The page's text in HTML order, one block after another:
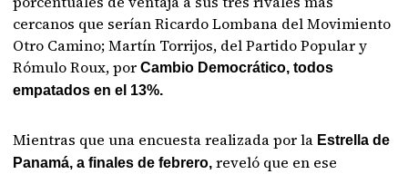
cercanos que serían Ricardo Lombana del Movimiento
Otro Camino; Martín Torrijos, del Partido Popular y
Rómulo Roux, porCambio Democrático, todos
empatados en el 13%.
Mientras que una encuesta realizada por la Estrella de
Panamá, a finales de febrero, reveló que en ese